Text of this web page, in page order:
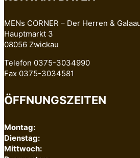
MENs CORNER – Der Herren &
Hauptmarkt 3
08056 Zwickau
Telefon 0375-3034990
Fax 0375-3034581
ÖFFNUNGSZEITEN
Montag:
Dienstag:
Mittwoch: